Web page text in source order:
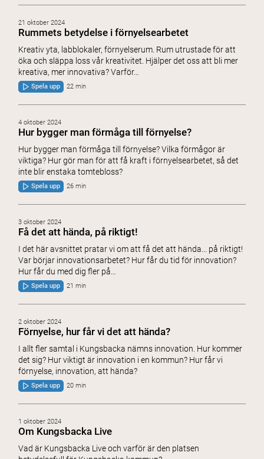
21 oktober 2024
Rummets betydelse i förnyelsearbetet
Kreativ yta, labblokaler, förnyelserum. Rum utrustade för att
öka och släppa loss vår kreativitet. Hjälper det oss att bli mer
kreativa, mer innovativa? Varför…
Spela upp 22 min
4 oktober 2024
Hur bygger man förmåga till förnyelse?
Hur bygger man förmåga till förnyelse? Vilka förmågor är
viktiga? Hur gör man för att få kraft i förnyelsearbetet, så det
inte blir enstaka tomtebloss?
Spela upp 26 min
3 oktober 2024
Få det att hända, på riktigt!
I det här avsnittet pratar vi om att få det att hända... på riktigt!
Var börjar innovationsarbetet? Hur får du tid för innovation?
Hur får du med dig fler på…
Spela upp 21 min
2 oktober 2024
Förnyelse, hur får vi det att hända?
I allt fler samtal i Kungsbacka nämns innovation. Hur kommer
det sig? Hur viktigt är innovation i en kommun? Hur får vi
förnyelse, innovation, att hända?
Spela upp 20 min
1 oktober 2024
Om Kungsbacka Live
Vad är Kungsbacka Live och varför är den platsen